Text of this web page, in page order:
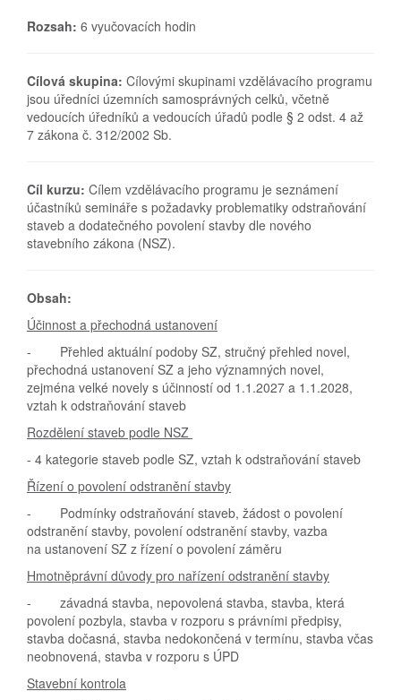
Rozsah: 6 vyučovacích hodin
Cílová skupina: Cílovými skupinami vzdělávacího programu
jsou úředníci územních samosprávných celků, včetně
vedoucích úředníků a vedoucích úřadů podle § 2 odst. 4 až
7 zákona č. 312/2002 Sb.
Cíl kurzu: Cílem vzdělávacího programu je seznámení
účastníků semináře s požadavky problematiky odstraňování
staveb a dodatečného povolení stavby dle nového
stavebního zákona (NSZ).
Obsah:
Účinnost a přechodná ustanovení
- Přehled aktuální podoby SZ, stručný přehled novel,
přechodná ustanovení SZ a jeho významných novel,
zejména velké novely s účinností od 1.1.2027 a 1.1.2028,
vztah k odstraňování staveb
Rozdělení staveb podle NSZ
- 4 kategorie staveb podle SZ, vztah k odstraňování staveb
Řízení o povolení odstranění stavby
- Podmínky odstraňování staveb, žádost o povolení
odstranění stavby, povolení odstranění stavby, vazba
na ustanovení SZ z řízení o povolení záměru
Hmotněprávní důvody pro nařízení odstranění stavby
- závadná stavba, nepovolená stavba, stavba, která
povolení pozbyla, stavba v rozporu s právními předpisy,
stavba dočasná, stavba nedokončená v termínu, stavba včas
neobnovená, stavba v rozporu s ÚPD
Stavební kontrola